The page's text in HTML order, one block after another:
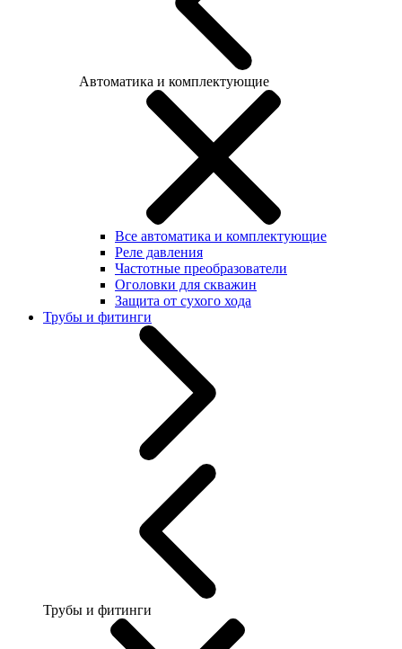
Автоматика и комплектующие
Все автоматика и комплектующие
Реле давления
Частотные преобразователи
Оголовки для скважин
Защита от сухого хода
Трубы и фитинги
Трубы и фитинги